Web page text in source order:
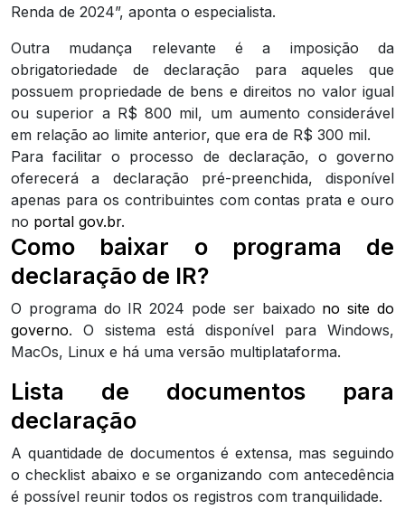
Renda de 2024”, aponta o especialista.
Outra mudança relevante é a imposição da
obrigatoriedade de declaração para aqueles que
possuem propriedade de bens e direitos no valor igual
ou superior a R$ 800 mil, um aumento considerável
em relação ao limite anterior, que era de R$ 300 mil.
Para facilitar o processo de declaração, o governo
oferecerá a declaração pré-preenchida, disponível
apenas para os contribuintes com contas prata e ouro
no portal gov.br.
Como baixar o programa de
declaração de IR?
O programa do IR 2024 pode ser baixado no site do
governo. O sistema está disponível para Windows,
MacOs, Linux e há uma versão multiplataforma.
Lista de documentos para
declaração
A quantidade de documentos é extensa, mas seguindo
o checklist abaixo e se organizando com antecedência
é possível reunir todos os registros com tranquilidade.